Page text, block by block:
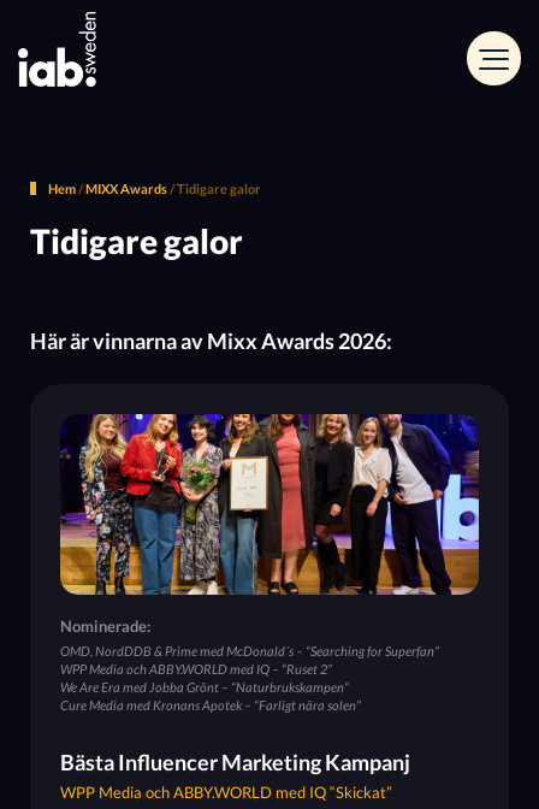
Hem/MIXX Awards/Tidigare galor
Tidigare galor
Här är vinnarna av Mixx Awards 2026:
Nominerade:
OMD, NordDDB & Prime med McDonald´s – “Searching for Superfan”
WPP Media och ABBY.WORLD med IQ – “Ruset 2”
We Are Era med Jobba Grönt – “Naturbrukskampen“
Cure Media med Kronans Apotek – “Farligt nära solen”
Bästa Influencer Marketing Kampanj
WPP Media och ABBY.WORLD med IQ “Skickat”